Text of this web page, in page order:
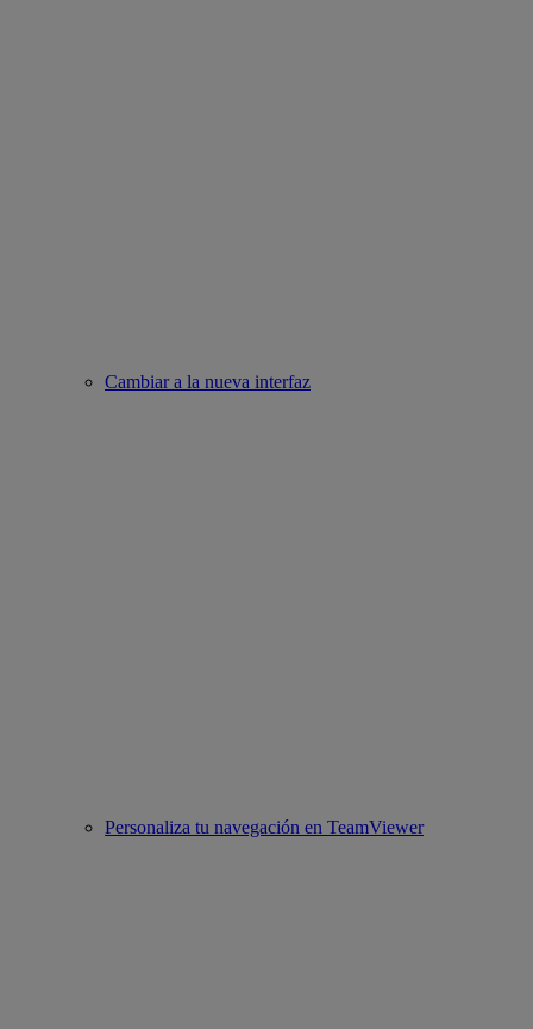
Cambiar a la nueva interfaz
Personaliza tu navegación en TeamViewer